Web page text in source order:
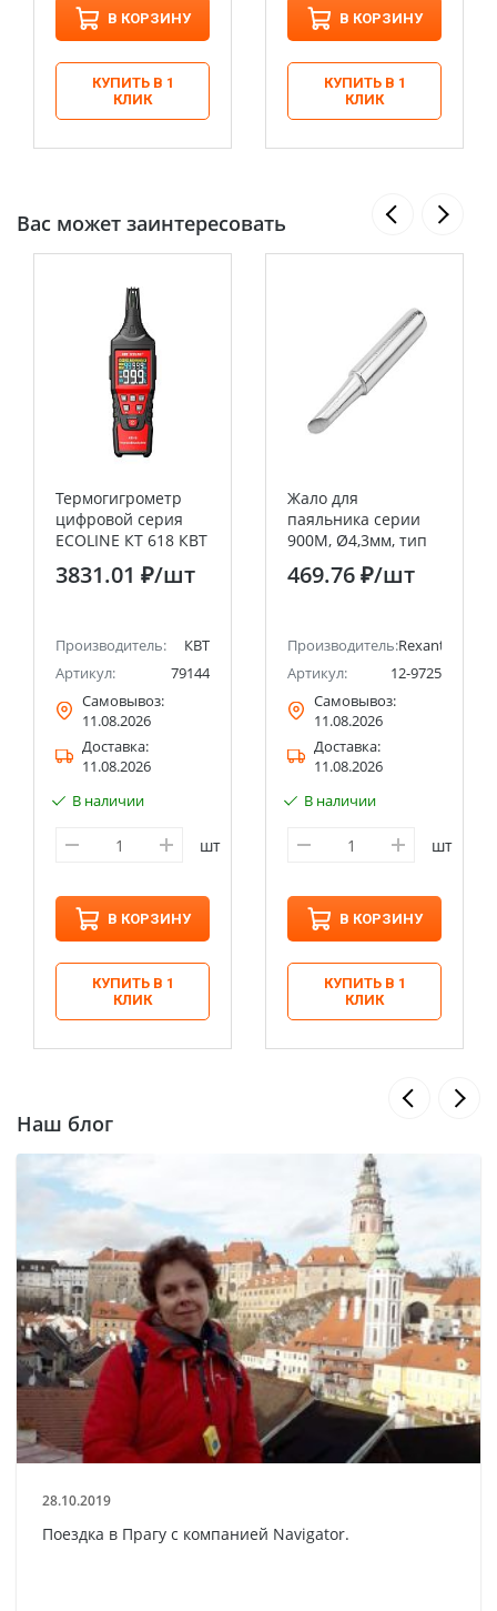
В КОРЗИНУ
КУПИТЬ В 1
КЛИК
В КОРЗИНУ
КУПИТЬ В 1
КЛИК
Вас может заинтересовать
Термогигрометр
цифровой серия
ECOLINE КТ 618 КВТ
3831.01 ₽/шт
Производитель:
КВТ
Артикул:
79144
Самовывоз:
11.08.2026
Доставка:
11.08.2026
В наличии
шт
В КОРЗИНУ
КУПИТЬ В 1
КЛИК
Жало для
паяльника серии
900М, Ø4,3мм, тип
скошенный
большой 4,0мм,
469.76 ₽/шт
Производитель:Rexant
Артикул:
12-9725
Самовывоз:
11.08.2026
Доставка:
11.08.2026
В наличии
шт
В КОРЗИНУ
КУПИТЬ В 1
КЛИК
Наш блог
28.10.2019
Поездка в Прагу с компанией Navigator.